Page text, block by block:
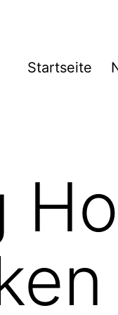
Startseite